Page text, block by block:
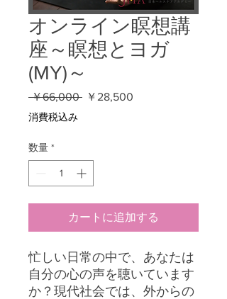
オンライン瞑想講
座～瞑想とヨガ
(MY)～
￥66,000 通￥28,500
消費税込み
数量 *
カートに追加する
忙しい日常の中で、あなたは
自分の心の声を聴いています
か？現代社会では、外からの